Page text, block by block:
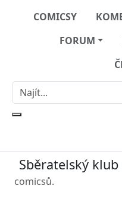
COMICSY
FORUM
Sběratelský klub
comicsů.